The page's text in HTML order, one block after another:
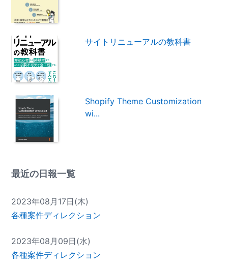
サイトリニューアルの教科書
Shopify Theme Customization
wi...
最近の日報一覧
2023年08月17日(木)
各種案件ディレクション
2023年08月09日(水)
各種案件ディレクション